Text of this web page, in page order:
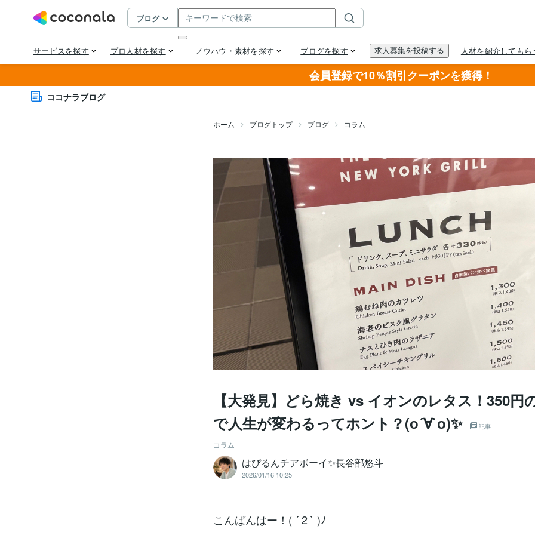
会員登録で10％割引クーポンを獲得！
ココナラブログ
ホーム ブログトップ ブログ コラム
【大発見】どら焼き vs イオンのレタス！350円
で人生が変わるってホント？(о´∀`о)✨
記事
コラム
はぴるんチアボーイ✨長谷部悠斗
2026/01/16 10:25
こんばんはー！( ´ 2 ` )ﾉ